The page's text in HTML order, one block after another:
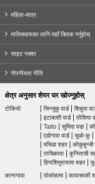
Hankyu Senri रेखा (20)
हाङ्क्यु क्योटो लाइन (36)
हान्क्यु कोबे लाइन
Hankyu Takarazuka
JR Tokaido मुख्य रेखा
महिला-मात्र
मालिकहरूका लागि यहाँ क्लिक गर्नुहोस्
साइट नक्शा
गोपनीयता नीति
क्षेत्र अनुसार शेयर घर खोज्नुहोस्
टोकियो सिन्जुकु वार्ड शिबुया
इटाबाशी वार्ड
तोशिमा
Taito
सुमिदा वडा
एडोगावा वार्ड
चुओ-कु
मचिडा शहर
कोकुबुन्जी
ताचिकावा
कुनिताची
हिगाशिमुरायामा शहर
कानागावा
योकोहामा कावासाकी